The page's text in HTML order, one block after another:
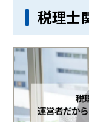
税理士